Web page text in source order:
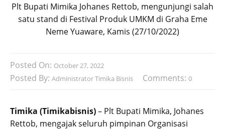
Plt Bupati Mimika Johanes Rettob, mengunjungi salah
satu stand di Festival Produk UMKM di Graha Eme
Neme Yuaware, Kamis (27/10/2022)
Posted On: October 27, 2022
Posted By: Administrator Timika Bisnis Comments: 0
Timika (Timikabisnis)– Plt Bupati Mimika, Johanes
Rettob, mengajak seluruh pimpinan Organisasi